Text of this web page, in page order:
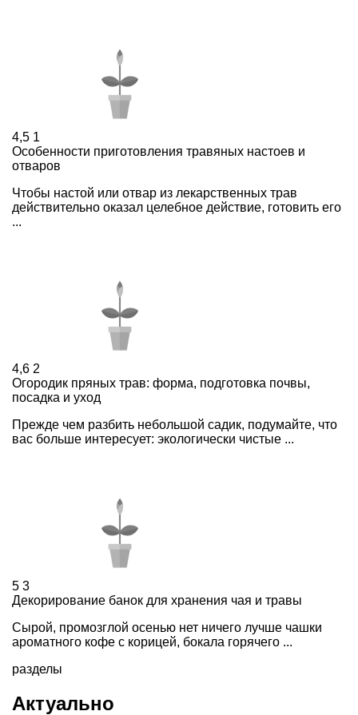
4,5 1
Особенности приготовления травяных настоев и
отваров
Чтобы настой или отвар из лекарственных трав
действительно оказал целебное действие, готовить его
...
4,6 2
Огородик пряных трав: форма, подготовка почвы,
посадка и уход
Прежде чем разбить небольшой садик, подумайте, что
вас больше интересует: экологически чистые ...
5 3
Декорирование банок для хранения чая и травы
Сырой, промозглой осенью нет ничего лучше чашки
ароматного кофе с корицей, бокала горячего ...
разделы
Актуально